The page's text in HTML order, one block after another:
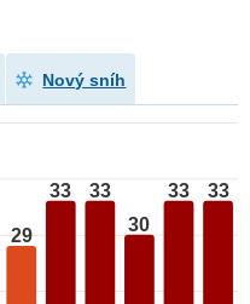
Nový sníh
29
33 33
30
33 33